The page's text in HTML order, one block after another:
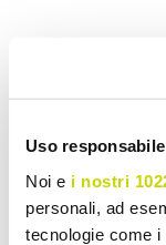
Uso
Noi e i nostri
personali, ad
tecnologie come
Share